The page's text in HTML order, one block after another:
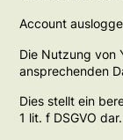
Account
Die Nutzung von
ansprechenden
Dies stellt ein
1 lit. f DSGVO